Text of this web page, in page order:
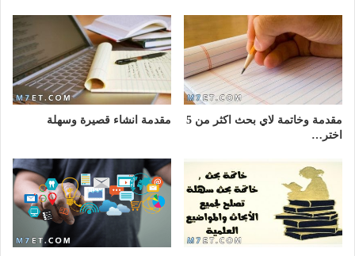
مقدمة وخاتمة لاي بحث اكثر من 5
اختر…
مقدمة انشاء قصيرة وسهلة